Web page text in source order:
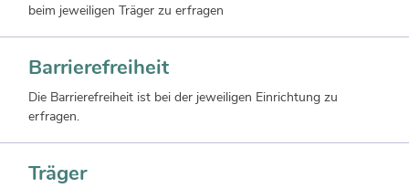
beim jeweiligen Träger zu erfragen
Barrierefreiheit
Die Barrierefreiheit ist bei der jeweiligen Einrichtung zu
erfragen.
Träger